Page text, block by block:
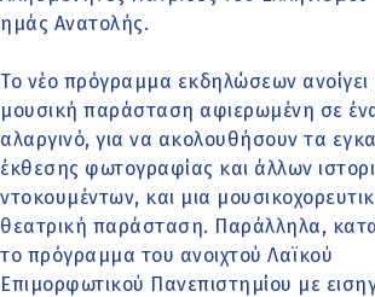
ημάς Ανατολής.
Το νέο πρόγραμμα εκδηλώσεων ανοίγει
μουσική παράσταση αφιερωμένη σε ένα
αλαργινό, για να ακολουθήσουν τα
έκθεσης φωτογραφίας και άλλων
ντοκουμέντων, και μια
θεατρική παράσταση. Παράλληλα,
το πρόγραμμα του ανοιχτού Λαϊκού
Επιμορφωτικού Πανεπιστημίου με